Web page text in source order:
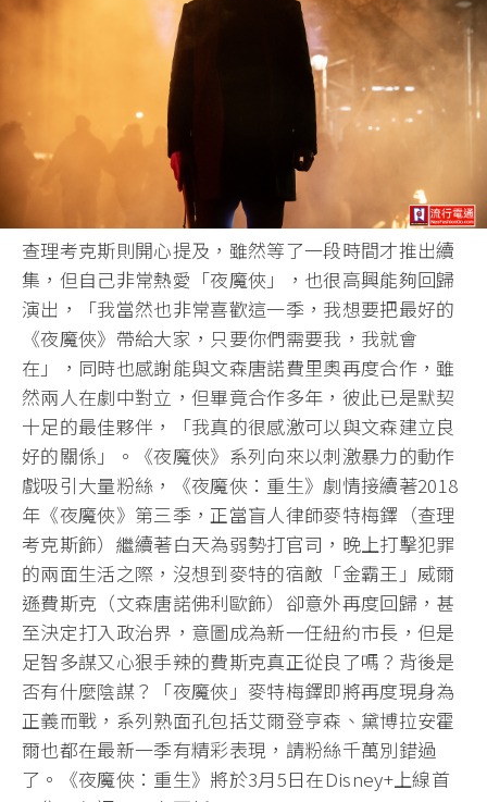
查理考克斯則開心提及，雖然等了一段時間才推出續
集，但自己非常熱愛「夜魔俠」，也很高興能夠回歸
演出，「我當然也非常喜歡這一季，我想要把最好的
《夜魔俠》帶給大家，只要你們需要我，我就會
在」，同時也感謝能與文森唐諾費里奧再度合作，雖
然兩人在劇中對立，但畢竟合作多年，彼此已是默契
十足的最佳夥伴，「我真的很感激可以與文森建立良
好的關係」。《夜魔俠》系列向來以刺激暴力的動作
戲吸引大量粉絲，《夜魔俠：重生》劇情接續著2018
年《夜魔俠》第三季，正當盲人律師麥特梅鐸（查理
考克斯飾）繼續著白天為弱勢打官司，晚上打擊犯罪
的兩面生活之際，沒想到麥特的宿敵「金霸王」威爾
遜費斯克（文森唐諾佛利歐飾）卻意外再度回歸，甚
至決定打入政治界，意圖成為新一任紐約市長，但是
足智多謀又心狠手辣的費斯克真正從良了嗎？背後是
否有什麼陰謀？「夜魔俠」麥特梅鐸即將再度現身為
正義而戰，系列熟面孔包括艾爾登亨森、黛博拉安霍
爾也都在最新一季有精彩表現，請粉絲千萬別錯過
了。《夜魔俠：重生》將於3月5日在Disney+上線首